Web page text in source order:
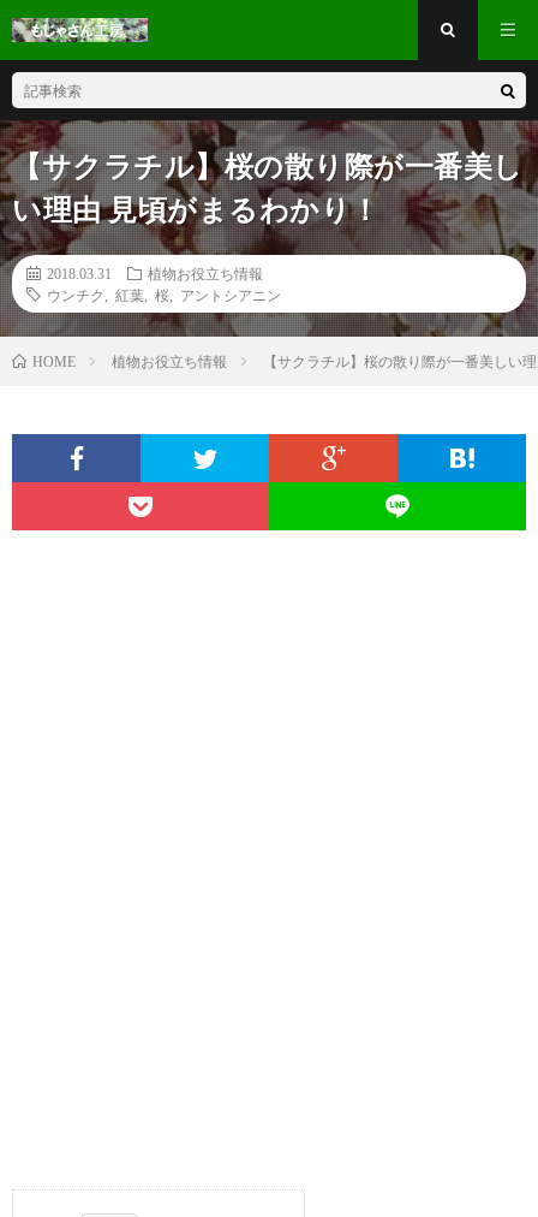
【サクラチル】桜の散り際が一番美し
い理由 見頃がまるわかり！
2018.03.31
植物お役立ち情報
ウンチク
紅葉 桜 アントシアニン
HOME 植物お役立ち情報 【サクラチル】桜の散り際が一番美しい